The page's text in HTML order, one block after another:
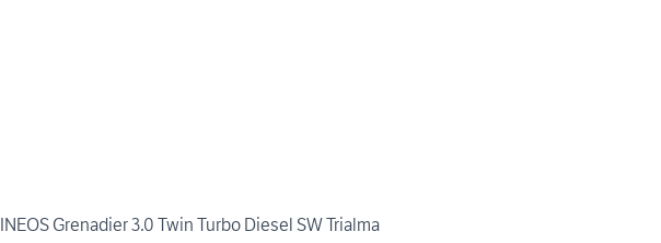
INEOS Grenadier 3.0 Twin Turbo Diesel SW Trialma